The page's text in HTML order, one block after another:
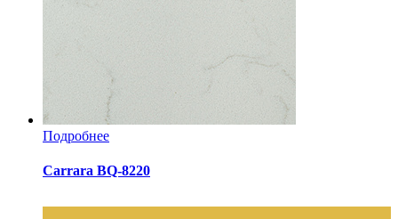
Подробнее
Carrara BQ-8220